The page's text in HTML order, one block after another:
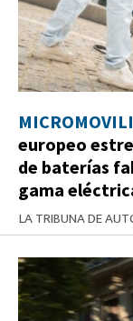
europeo
de baterías
gama
LA TRIBUNA DE